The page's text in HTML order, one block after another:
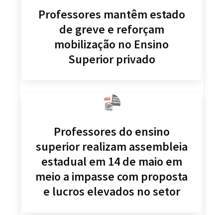
Professores mantêm estado
de greve e reforçam
mobilização no Ensino
Superior privado
Professores do ensino
superior realizam assembleia
estadual em 14 de maio em
meio a impasse com proposta
e lucros elevados no setor